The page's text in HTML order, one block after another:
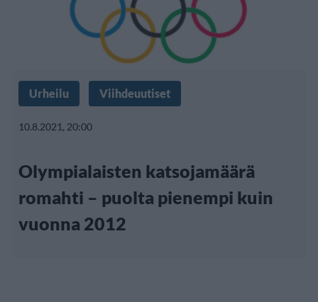
Urheilu Viihdeuutiset
10.8.2021, 20:00
Olympialaisten katsojamäärä
romahti – puolta pienempi kuin
vuonna 2012